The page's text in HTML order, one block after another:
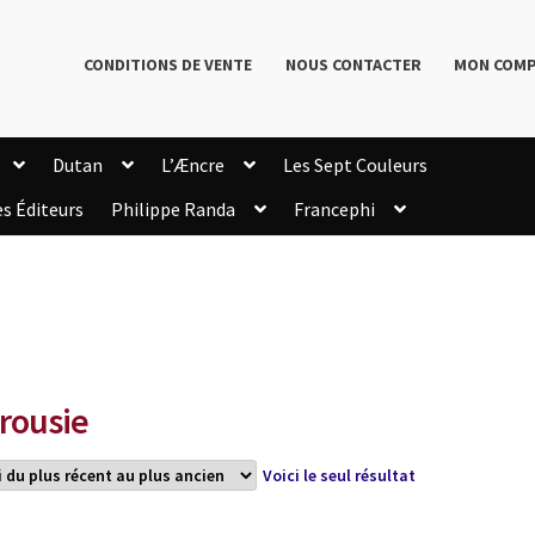
CONDITIONS DE VENTE NOUS CONTACTER MON
Dutan L’Æncre
Les Sept Couleurs
Éditeurs Philippe Randa
Francephi
Voici le seul résultat